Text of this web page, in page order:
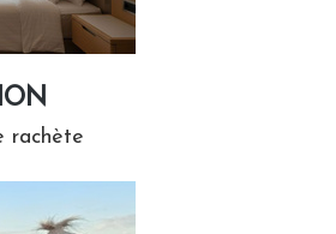
rachète